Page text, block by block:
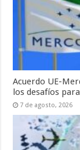
Acuerdo UE-
los desafíos
7 de agosto, 2026